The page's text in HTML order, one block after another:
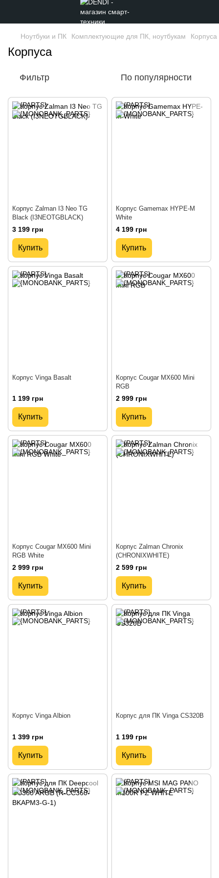
Ноутбуки и ПК Комплектующие для ПК, ноутбукам Корпуса
Корпуса
Фильтр По популярности
Корпус Zalman I3 Neo TG
Black (I3NEOTGBLACK)
3 199 грн
Купить
Корпус Gamemax HYPE-M
White
4 199 грн
Купить
Корпус Vinga Basalt
1 199 грн
Купить
Корпус Cougar MX600 Mini
RGB
2 999 грн
Купить
Корпус Cougar MX600 Mini
RGB White
2 999 грн
Купить
Корпус Zalman Chronix
(CHRONIXWHITE)
2 599 грн
Купить
Корпус Vinga Albion
1 399 грн
Купить
Корпус для ПК Vinga CS320B
1 199 грн
Купить